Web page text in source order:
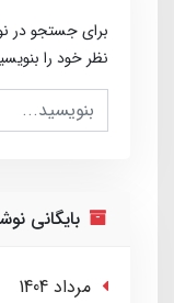
برای جستجو در
نظر خود را
بایگانی
مرداد 1404